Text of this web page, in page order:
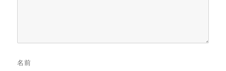
名前